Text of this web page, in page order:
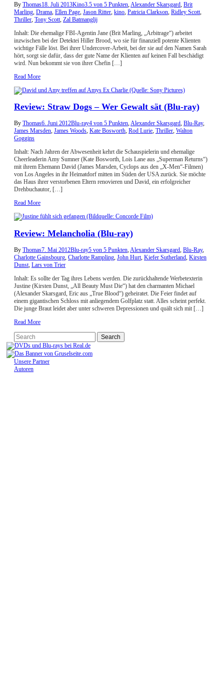
By Thomas18. Juli 2013Kino3.5 von 5 Punkten Alexander Skarsgard Brit
Marling Drama Ellen Page Jason Ritter kino Patricia Clarkson Ridley Scott
Thriller Tony Scott Zal Batmanglij
Inhalt: Die ehemalige FBI-Agentin Jane (Brit Marling, „Arbitrage“) arbeitet
inzwischen bei der Detektei Hiller Brood, wo sie für finanziell potente Klienten
wichtige Fälle löst. Bei ihrer Undercover-Arbeit, bei der sie auf den Namen Sarah
hört, sorgt sie dafür, dass der gute Name der Klienten auf keinen Fall beschädigt
wird. Nun bekommt sie von ihrer Chefin […]
Read More
Review: Straw Dogs – Wer Gewalt sät (Blu-ray)
By Thomas6. Juni 2012Blu-ray4 von 5 Punkten,Alexander Skarsgard, Blu-Ray,
James Marsden, James Woods, Kate Bosworth, Rod Lurie, Thriller, Walton
Goggins
Inhalt: Nach Jahren der Abwesenheit kehrt die Schauspielerin und ehemalige
Cheerleaderin Amy Sumner (Kate Bosworth, Lois Lane aus „Superman Returns“)
mit ihrem Ehemann David (James Marsden, Cyclops aus den „X-Men“-Filmen)
von Los Angeles in ihr Heimatdorf mitten im Süden der USA zurück. Sie möchte
das Haus ihrer verstorbenen Eltern renovieren und David, ein erfolgreicher
Drehbuchautor, […]
Read More
Review: Melancholia (Blu-ray)
By Thomas7. Mai 2012Blu-ray5 von 5 Punkten,Alexander Skarsgard, Blu-Ray,
Charlotte Gainsbourg, Charlotte Rampling, John Hurt, Kiefer Sutherland, Kirsten
Dunst, Lars von Trier
Inhalt: Es sollte der Tag ihres Lebens werden. Die zurückhaltende Werbetexterin
Justine (Kirsten Dunst, „All Beauty Must Die“) hat den charmanten Michael
(Alexander Skarsgard, Eric aus „True Blood“) geheiratet. Die Feier findet auf
einem gigantischen Schloss mit anliegendem Golfplatz statt. Alles scheint perfekt.
Die junge Braut leidet aber unter schweren Depressionen und quält sich mit […]
Read More
Unsere Partner
Autoren